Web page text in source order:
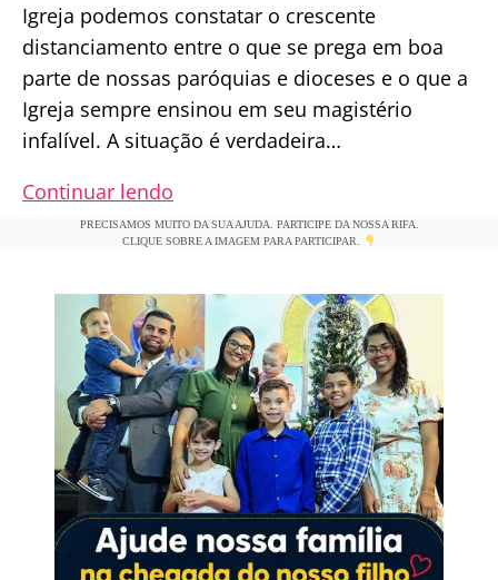
Igreja podemos constatar o crescente
distanciamento entre o que se prega em boa
parte de nossas paróquias e dioceses e o que a
Igreja sempre ensinou em seu magistério
infalível. A situação é verdadeira…
Continuar lendo
poderemos
crescer
fé
quando
enquanto
padres
e
bispos
não
cumprem
sua
PRECISAMOS MUITO DA SUA AJUDA. PARTICIPE DA NOSSA RIFA.
CLIQUE SOBRE A IMAGEM PARA PARTICIPAR.